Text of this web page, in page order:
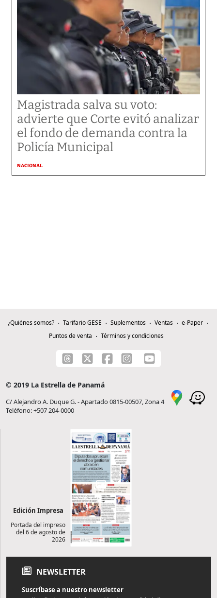
Magistrada salva su voto:
advierte que Corte evitó analizar
el fondo de demanda contra la
Policía Municipal
NACIONAL
¿Quiénes somos? Tarifario GESE Suplementos Ventas
e-Paper
Puntos de venta
Términos y condiciones
© 2019 La Estrella de Panamá
C/ Alejandro A. Duque G. - Apartado 0815-00507, Zona 4
Teléfono: +507 204-0000
Edición Impresa
Portada del impreso
del 6 de agosto de
2026
NEWSLETTER
Suscríbase a nuestro newsletter